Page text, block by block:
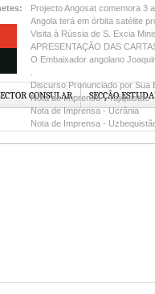
Projecto Angosat comemora 3
Angola terá em órbita satélite
Visita à Rússia de S. Excia
APRESENTAÇÃO DAS
O Embaixador angolano
Discurso Pronunciado por Sua
Nota de Imprensa - Tajiquistão
Nota de Imprensa - Ucrânia
Nota de Imprensa -
CONSULAR SECÇÃO